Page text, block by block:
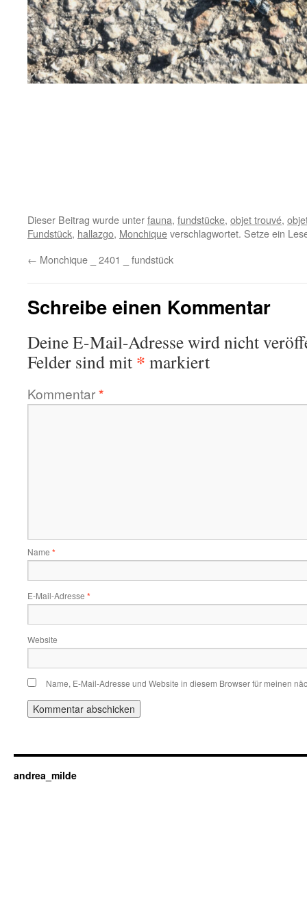
Dieser Beitrag wurde unterfauna, fundstücke, objet trouvé,
Fundstück, hallazgo, Monchiqueverschlagwortet. Setze ein
← Monchique _ 2401 _ fundstück
Schreibe einen Kommentar
Deine E-Mail-Adresse wird nicht
Felder sind mit * markiert
Kommentar*
Name *
E-Mail-Adresse *
Website
Name, E-Mail-Adresse und Website in diesem Browser für meinen
andrea_milde